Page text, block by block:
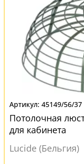
45149/56/37
Потолочная
для кабинета
Lucide (Бельгия)